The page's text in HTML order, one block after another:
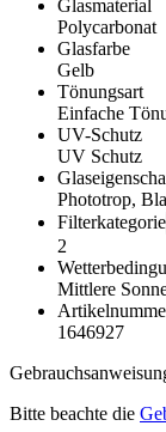
Glasmaterial
Polycarbonat
Glasfarbe
Gelb
Tönungsart
Einfache
UV-Schutz
UV Schutz
Phototrop,
Filterkategorie
2
Mittlere
1646927
Bitte beachte die